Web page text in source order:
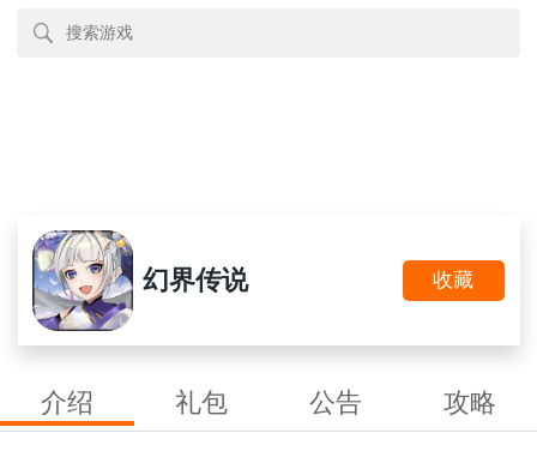
幻界传说 收藏
介绍 礼包 公告 攻略